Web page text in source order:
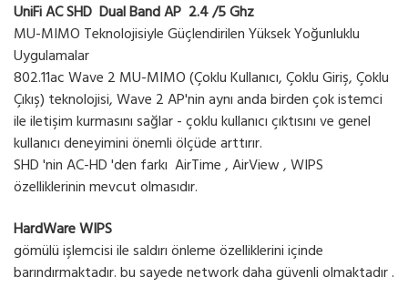
UniFi AC SHD Dual Band AP 2.4 /5 Ghz
MU-MIMO Teknolojisiyle Güçlendirilen Yüksek Yoğunluklu
Uygulamalar
802.11ac Wave 2 MU-MIMO (Çoklu Kullanıcı, Çoklu Giriş, Çoklu
Çıkış) teknolojisi, Wave 2 AP'nin aynı anda birden çok istemci
ile iletişim kurmasını sağlar - çoklu kullanıcı çıktısını ve genel
kullanıcı deneyimini önemli ölçüde arttırır.
SHD 'nin AC-HD 'den farkı AirTime , AirView , WIPS
özelliklerinin mevcut olmasıdır.
HardWare WIPS
gömülü işlemcisi ile saldırı önleme özelliklerini içinde
barındırmaktadır. bu sayede network daha güvenli olmaktadır .